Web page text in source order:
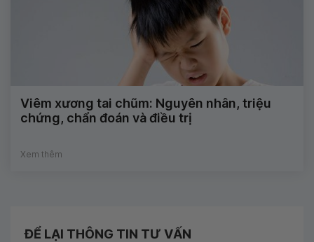
Viêm xương tai chũm: Nguyên nhân, triệu
chứng, chẩn đoán và điều trị
Xem thêm
ĐỂ LẠI THÔNG TIN TƯ VẤN